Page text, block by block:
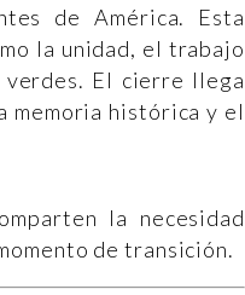
de América. Esta
la unidad, el trabajo
El cierre llega
memoria histórica y el
la necesidad
de transición.